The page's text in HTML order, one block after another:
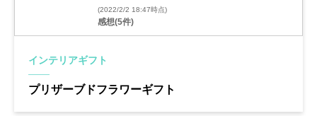
(2022/2/2 18:47時点)
感想(5件)
インテリアギフト
プリザーブドフラワーギフト